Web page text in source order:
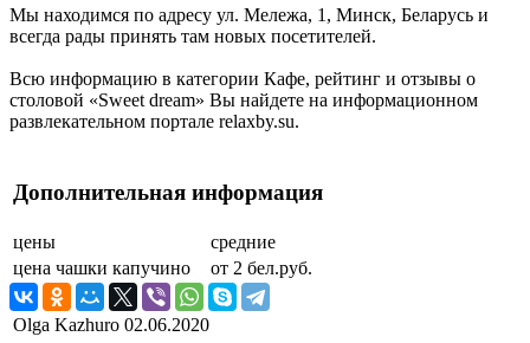
Мы находимся по адресу ул. Мележа, 1, Минск, Беларусь и
всегда рады принять там новых посетителей.
Всю информацию в категории Кафе, рейтинг и отзывы о
столовой «Sweet dream» Вы найдете на информационном
развлекательном портале relaxby.su.
Дополнительная информация
цены
средние
цена чашки капучино
от 2 бел.руб.
Olga Kazhuro 02.06.2020